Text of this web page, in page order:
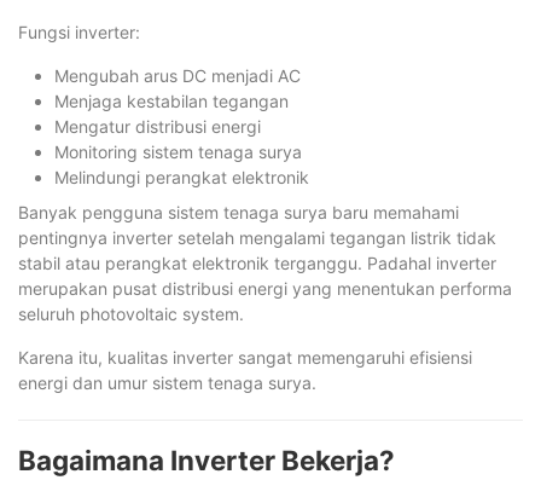
Fungsi inverter:
Mengubah arus DC menjadi AC
Menjaga kestabilan tegangan
Mengatur distribusi energi
Monitoring sistem tenaga surya
Melindungi perangkat elektronik
Banyak pengguna sistem tenaga surya baru memahami
pentingnya inverter setelah mengalami tegangan listrik tidak
stabil atau perangkat elektronik terganggu. Padahal inverter
merupakan pusat distribusi energi yang menentukan performa
seluruh photovoltaic system.
Karena itu, kualitas inverter sangat memengaruhi efisiensi
energi dan umur sistem tenaga surya.
Bagaimana Inverter Bekerja?